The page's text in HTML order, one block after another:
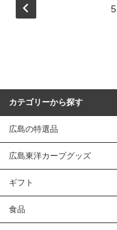
5
カテゴリーから探す
広島の特選品
広島東洋カープグッズ
ギフト
食品